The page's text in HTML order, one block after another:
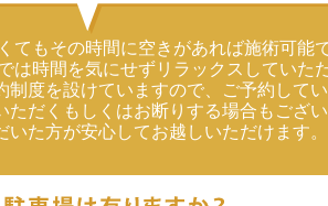
てもその時間に空きがあれば施術可能
は時間を気にせずリラックスしていた
制度を設けていますので、ご予約して
ただくもしくはお断りする場合もござ
た方が安心してお越しいただけます。